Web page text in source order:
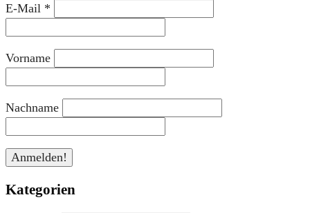
E-Mail *
Vorname
Nachname
Kategorien